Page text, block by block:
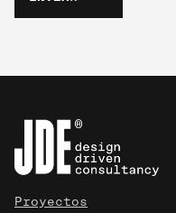
Proyectos